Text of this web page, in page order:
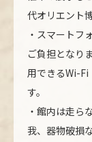
代オリエント
・スマートフ
ご負担となり
用できるWi-Fi
す。
・館内は走ら
我、器物破損